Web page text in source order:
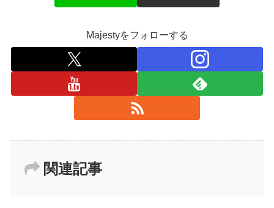
Majestyをフォローする
関連記事